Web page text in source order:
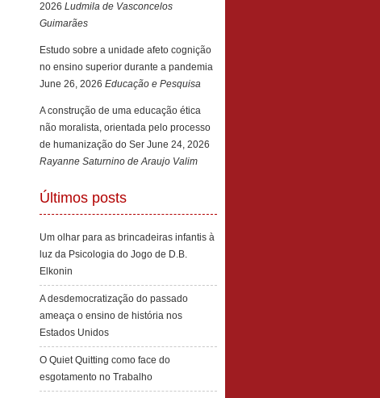
2026 Ludmila de Vasconcelos
Guimarães
Estudo sobre a unidade afeto cognição
no ensino superior durante a pandemia
June 26, 2026 Educação e Pesquisa
A construção de uma educação ética
não moralista, orientada pelo processo
de humanização do Ser June 24, 2026
Rayanne Saturnino de Araujo Valim
Últimos posts
Um olhar para as brincadeiras infantis à
luz da Psicologia do Jogo de D.B.
Elkonin
A desdemocratização do passado
ameaça o ensino de história nos
Estados Unidos
O Quiet Quitting como face do
esgotamento no Trabalho